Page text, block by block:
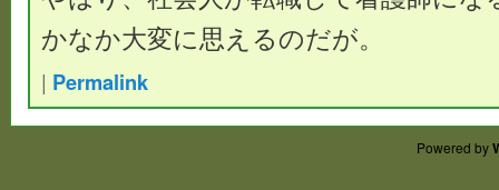
かなか大変に思えるのだが。
| Permalink
Powered by